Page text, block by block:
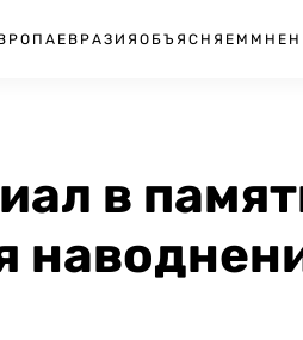
ЕВРАЗИЯ ОБЪЯСНЯЕМ
в